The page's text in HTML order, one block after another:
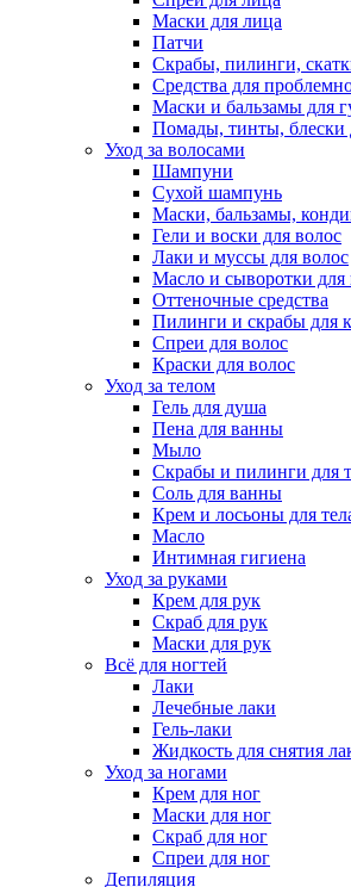
Маски для лица
Патчи
Скрабы, пилинги,
Средства для
Маски и бальзамы для
Помады, тинты, блески
Уход за волосами
Шампуни
Сухой шампунь
Маски, бальзамы,
Гели и воски для волос
Лаки и муссы для волос
Масло и сыворотки для
Оттеночные средства
Пилинги и скрабы для
Спреи для волос
Краски для волос
Уход за телом
Гель для душа
Пена для ванны
Мыло
Скрабы и пилинги для
Соль для ванны
Крем и лосьоны для
Масло
Интимная гигиена
Уход за руками
Крем для рук
Скраб для рук
Маски для рук
Всё для ногтей
Лаки
Лечебные лаки
Гель-лаки
Жидкость для снятия
Уход за ногами
Крем для ног
Маски для ног
Скраб для ног
Спреи для ног
Депиляция